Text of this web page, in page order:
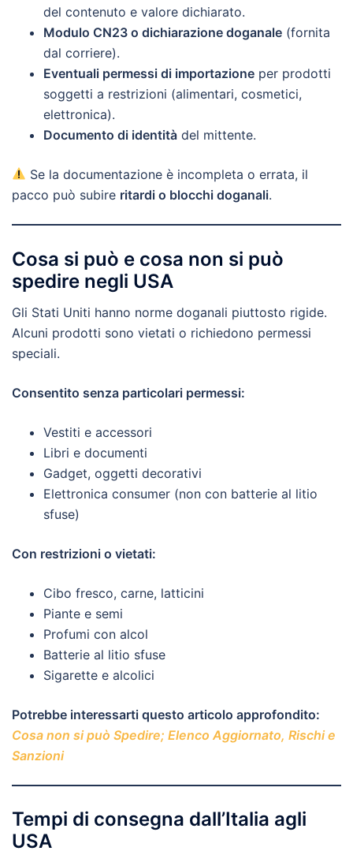
del contenuto e valore dichiarato.
Modulo CN23 o dichiarazione doganale (fornita
dal corriere).
Eventuali permessi di importazione per prodotti
soggetti a restrizioni (alimentari, cosmetici,
elettronica).
Documento di identità del mittente.
Se la documentazione è incompleta o errata, il
pacco può subire ritardi o blocchi doganali.
Cosa si può e cosa non si può
spedire negli USA
Gli Stati Uniti hanno norme doganali piuttosto rigide.
Alcuni prodotti sono vietati o richiedono permessi
speciali.
Consentito senza particolari permessi:
Vestiti e accessori
Libri e documenti
Gadget, oggetti decorativi
Elettronica consumer (non con batterie al litio
sfuse)
Con restrizioni o vietati:
Cibo fresco, carne, latticini
Piante e semi
Profumi con alcol
Batterie al litio sfuse
Sigarette e alcolici
Potrebbe interessarti questo articolo approfondito:
Cosa non si può Spedire; Elenco Aggiornato, Rischi e
Sanzioni
Tempi di consegna dall’Italia agli
USA